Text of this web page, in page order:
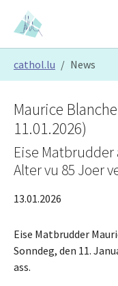
Skip to main content
Skip to page footer
cathol.lu News
Maurice
11.01.2026)
Eise Matbrudder
Alter vu 85 Joer
13.01.2026
Eise Matbrudder
Sonndeg, den 11.
ass.